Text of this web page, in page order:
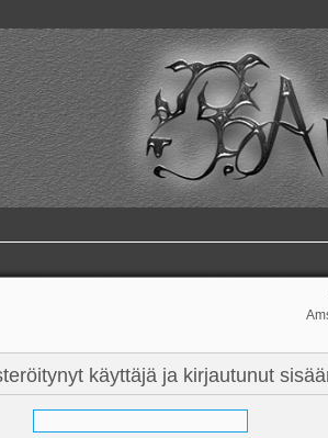
käyttäjä ja kirjautunut